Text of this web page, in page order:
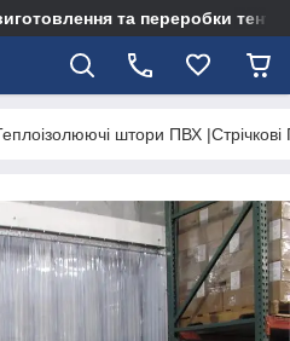
та переробки тентів
штори ПВХ